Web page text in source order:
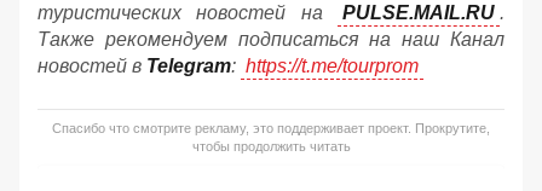
туристических новостей на
PULSE.MAIL.RU .
Также рекомендуем подписаться на наш Канал
новостей в Telegram: https://t.me/tourprom
Спасибо что смотрите рекламу, это поддерживает проект. Прокрутите,
чтобы продолжить читать